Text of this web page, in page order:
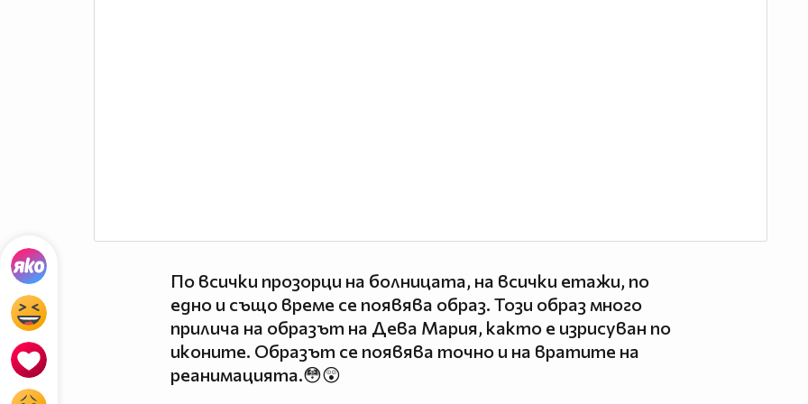
По всички прозорци на болницата, на всички етажи, по
едно и също време се появява образ. Този образ много
прилича на образът на Дева Мария, както е изрисуван по
иконите. Образът се появява точно и на вратите на
реанимацията.😳😲